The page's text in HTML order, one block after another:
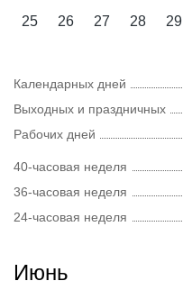
25
26 27 28 29
Календарных дней
Выходных и праздничных
Рабочих дней
40-часовая неделя
36-часовая неделя
24-часовая неделя
Июнь